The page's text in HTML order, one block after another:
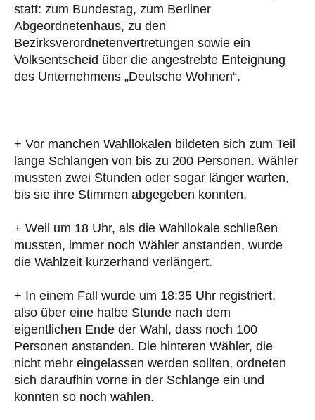
statt: zum Bundestag, zum Berliner
Abgeordnetenhaus, zu den
Bezirksverordnetenvertretungen sowie ein
Volksentscheid über die angestrebte Enteignung
des Unternehmens „Deutsche Wohnen“.
+ Vor manchen Wahllokalen bildeten sich zum Teil
lange Schlangen von bis zu 200 Personen. Wähler
mussten zwei Stunden oder sogar länger warten,
bis sie ihre Stimmen abgegeben konnten.
+ Weil um 18 Uhr, als die Wahllokale schließen
mussten, immer noch Wähler anstanden, wurde
die Wahlzeit kurzerhand verlängert.
+ In einem Fall wurde um 18:35 Uhr registriert,
also über eine halbe Stunde nach dem
eigentlichen Ende der Wahl, dass noch 100
Personen anstanden. Die hinteren Wähler, die
nicht mehr eingelassen werden sollten, ordneten
sich daraufhin vorne in der Schlange ein und
konnten so noch wählen.